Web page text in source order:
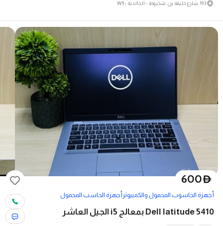
193 شارع خليفة بن شخبوط - الخالدية - W9
D
600
أجهزة الحاسوب المحمول والكمبيوتر أجهزة الحاسب المحمول
Dell latitude 5410 بمعالج i5 الجيل العاشر